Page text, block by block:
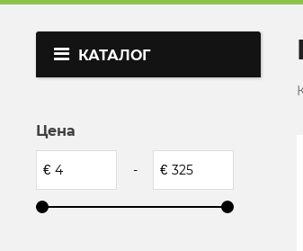
КАТАЛОГ
Цена
€ - €